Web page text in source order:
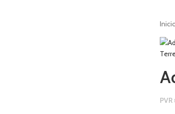
PVR